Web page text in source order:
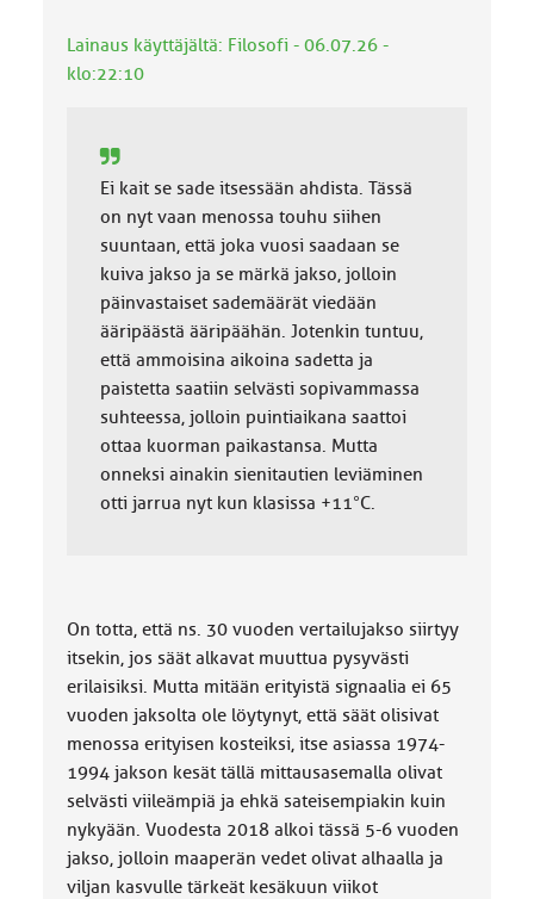
a
Lainaus käyttäjältä: Filosofi - 06.07.26 -
klo:22:10
Ei kait se sade itsessään ahdista. Tässä
on nyt vaan menossa touhu siihen
suuntaan, että joka vuosi saadaan se
kuiva jakso ja se märkä jakso, jolloin
päinvastaiset sademäärät viedään
ääripäästä ääripäähän. Jotenkin tuntuu,
että ammoisina aikoina sadetta ja
paistetta saatiin selvästi sopivammassa
suhteessa, jolloin puintiaikana saattoi
ottaa kuorman paikastansa. Mutta
onneksi ainakin sienitautien leviäminen
otti jarrua nyt kun klasissa +11°C.
On totta, että ns. 30 vuoden vertailujakso siirtyy
itsekin, jos säät alkavat muuttua pysyvästi
erilaisiksi. Mutta mitään erityistä signaalia ei 65
vuoden jaksolta ole löytynyt, että säät olisivat
menossa erityisen kosteiksi, itse asiassa 1974-
1994 jakson kesät tällä mittausasemalla olivat
selvästi viileämpiä ja ehkä sateisempiakin kuin
nykyään. Vuodesta 2018 alkoi tässä 5-6 vuoden
jakso, jolloin maaperän vedet olivat alhaalla ja
viljan kasvulle tärkeät kesäkuun viikot